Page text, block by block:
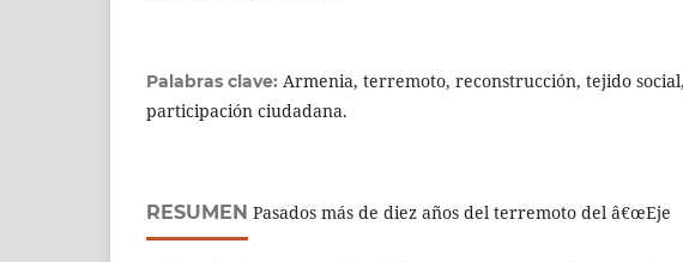
Palabras clave: Armenia, terremoto, reconstrucción, tejido social,
participación ciudadana.
RESUMEN Pasados más de diez años del terremoto del â€œEje